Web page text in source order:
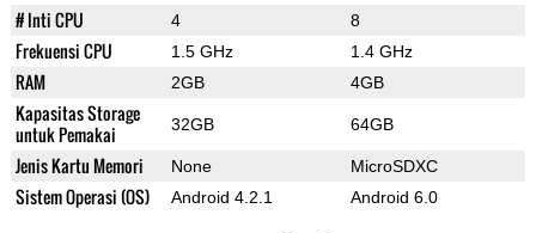
# Inti CPU
4 8
Frekuensi CPU 1.5 GHz 1.4 GHz
RAM 2GB 4GB
Kapasitas Storage
untuk Pemakai
32GB 64GB
Jenis Kartu Memori None MicroSDXC
Sistem Operasi (OS) Android 4.2.1 Android 6.0